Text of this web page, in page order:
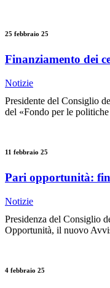
25 febbraio 25
Finanziamento dei
Notizie
Presidente del Consiglio
del «Fondo per le
11 febbraio 25
Pari opportunità:
Notizie
Presidenza del Consiglio
Opportunità, il nuovo
4 febbraio 25